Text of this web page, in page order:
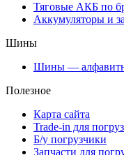
Тяговые АКБ по
Аккумуляторы и
Шины
Шины —
Полезное
Карта сайта
Trade-in для
Б/у погрузчики
Запчасти для